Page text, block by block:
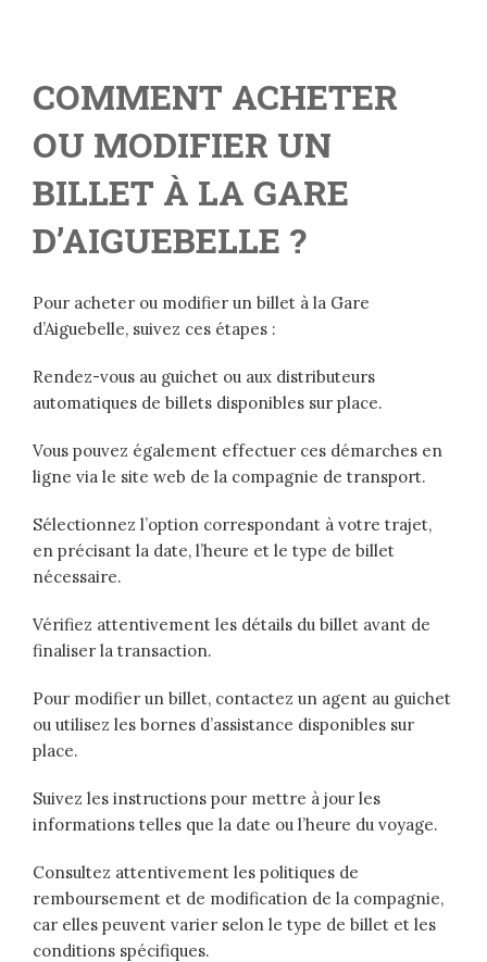
COMMENT ACHETER
OU MODIFIER UN
BILLET À LA GARE
D’AIGUEBELLE ?
Pour acheter ou modifier un billet à la Gare
d’Aiguebelle, suivez ces étapes :
Rendez-vous au guichet ou aux distributeurs
automatiques de billets disponibles sur place.
Vous pouvez également effectuer ces démarches en
ligne via le site web de la compagnie de transport.
Sélectionnez l’option correspondant à votre trajet,
en précisant la date, l’heure et le type de billet
nécessaire.
Vérifiez attentivement les détails du billet avant de
finaliser la transaction.
Pour modifier un billet, contactez un agent au guichet
ou utilisez les bornes d’assistance disponibles sur
place.
Suivez les instructions pour mettre à jour les
informations telles que la date ou l’heure du voyage.
Consultez attentivement les politiques de
remboursement et de modification de la compagnie,
car elles peuvent varier selon le type de billet et les
conditions spécifiques.